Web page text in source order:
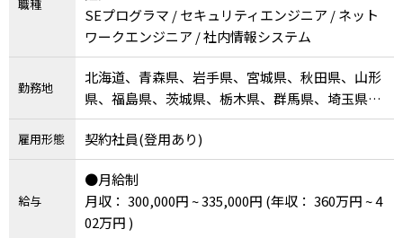
職種
SEプログラマ / セキュリティエンジニア / ネット
ワークエンジニア / 社内情報システム
勤務地
北海道、青森県、岩手県、宮城県、秋田県、山形
県、福島県、茨城県、栃木県、群馬県、埼玉県、
千葉県、東京都、神奈川県、新潟県、富山県、石
川県、福井県、山梨県、長野県、岐阜県、静岡
県、愛知県、三重県、滋賀県、京都府、大阪府、
兵庫県、奈良県、和歌山県、鳥取県、島根県、岡
山県、広島県、山口県、徳島県、香川県、愛媛
県、高知県、福岡県、佐賀県、長崎県、熊本県、
雇用形態 契約社員(登用あり)
給与
●月給制
月収： 300,000円 ~ 335,000円 (年収： 360万円 ~ 4
02万円 )